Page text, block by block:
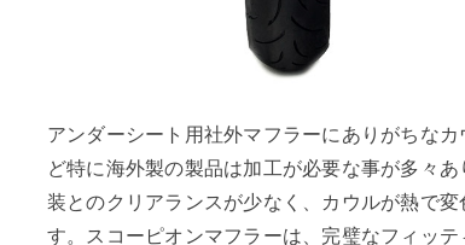
アンダーシート用社外マフラーにありがちな
ど特に海外製の製品は加工が必要な事が多々
装とのクリアランスが少なく、カウルが熱で
す。スコーピオンマフラーは、完璧なフィッ